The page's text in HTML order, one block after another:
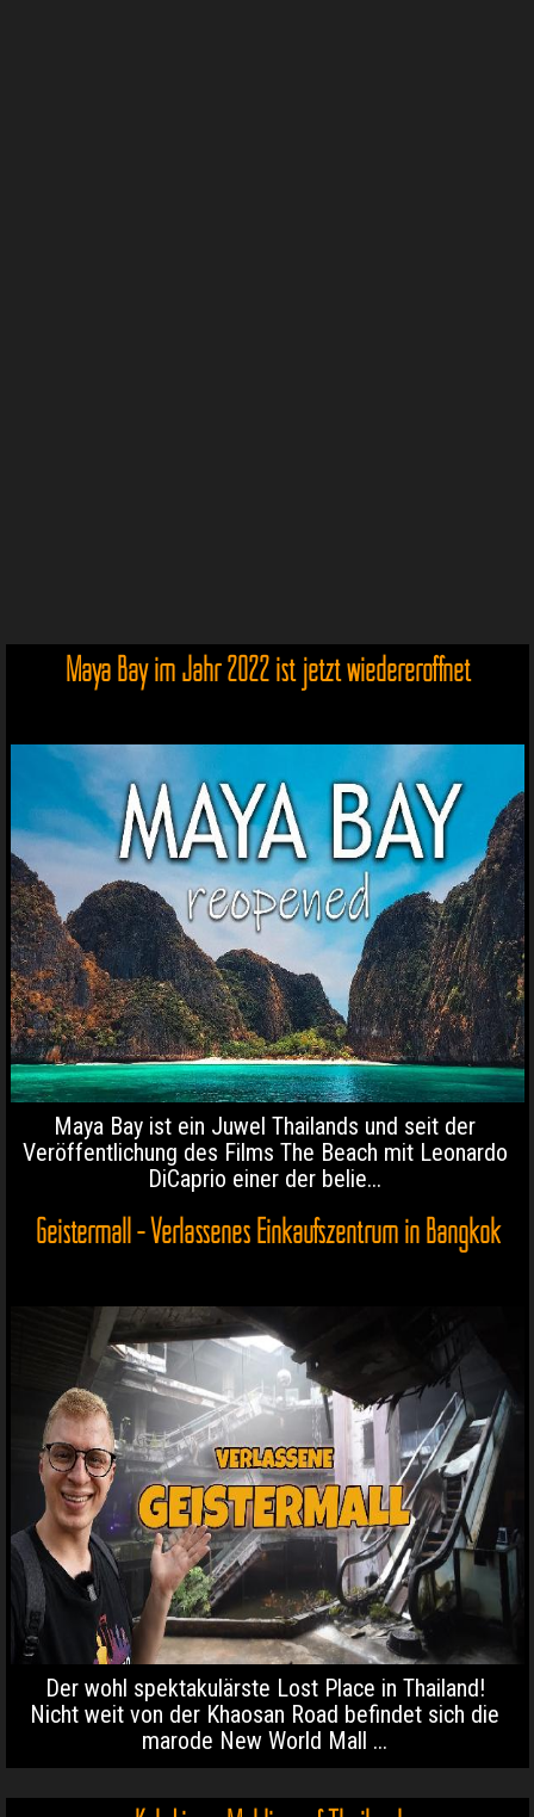
Maya Bay im Jahr 2022 ist jetzt wiedereröffnet
Maya Bay ist ein Juwel Thailands und seit der
Veröffentlichung des Films The Beach mit Leonardo
DiCaprio einer der belie...
Geistermall - Verlassenes Einkaufszentrum in Bangkok
Der wohl spektakulärste Lost Place in Thailand!
Nicht weit von der Khaosan Road befindet sich die
marode New World Mall ...